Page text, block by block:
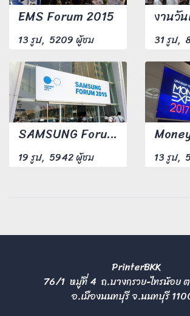
EMS Forum 2015
13 รูป, 5209 ผู้ชม 31 รูป,
SAMSUNG Forum 2015
19 รูป, 5942 ผู้ชม 13 รูป,
PrinterBKK
76/1 หมู่ที่ 4 ถ.บางกรวย-ไทรน้อย
อ.เมืองนนทบุรี จ.นนทบุรี